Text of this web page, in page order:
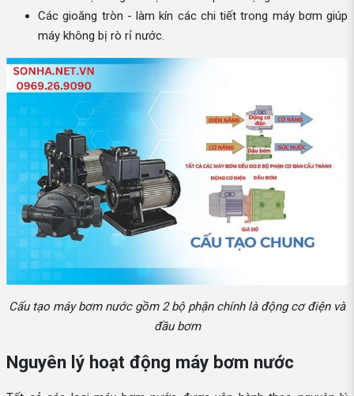
Các gioăng tròn - làm kín các chi tiết trong máy bơm giúp
máy không bị rò rỉ nước.
Cấu tạo máy bơm nước gồm 2 bộ phận chính là động cơ điện và
đầu bơm
Nguyên lý hoạt động máy bơm nước